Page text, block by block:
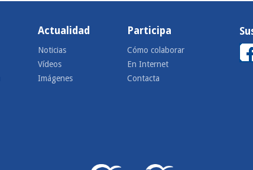
Actualidad
Noticias
Vídeos
Imágenes
Participa
Cómo colaborar
En Internet
Contacta